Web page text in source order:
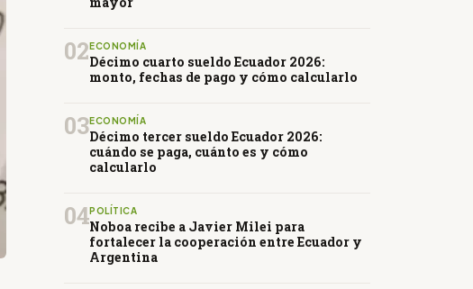
02 ECONOMÍA
Décimo cuarto sueldo Ecuador 2026:
monto, fechas de pago y cómo calcularlo
03ECONOMÍA
Décimo tercer sueldo Ecuador 2026:
cuándo se paga, cuánto es y cómo
calcularlo
04POLÍTICA
Noboa recibe a Javier Milei para
fortalecer la cooperación entre Ecuador y
Argentina